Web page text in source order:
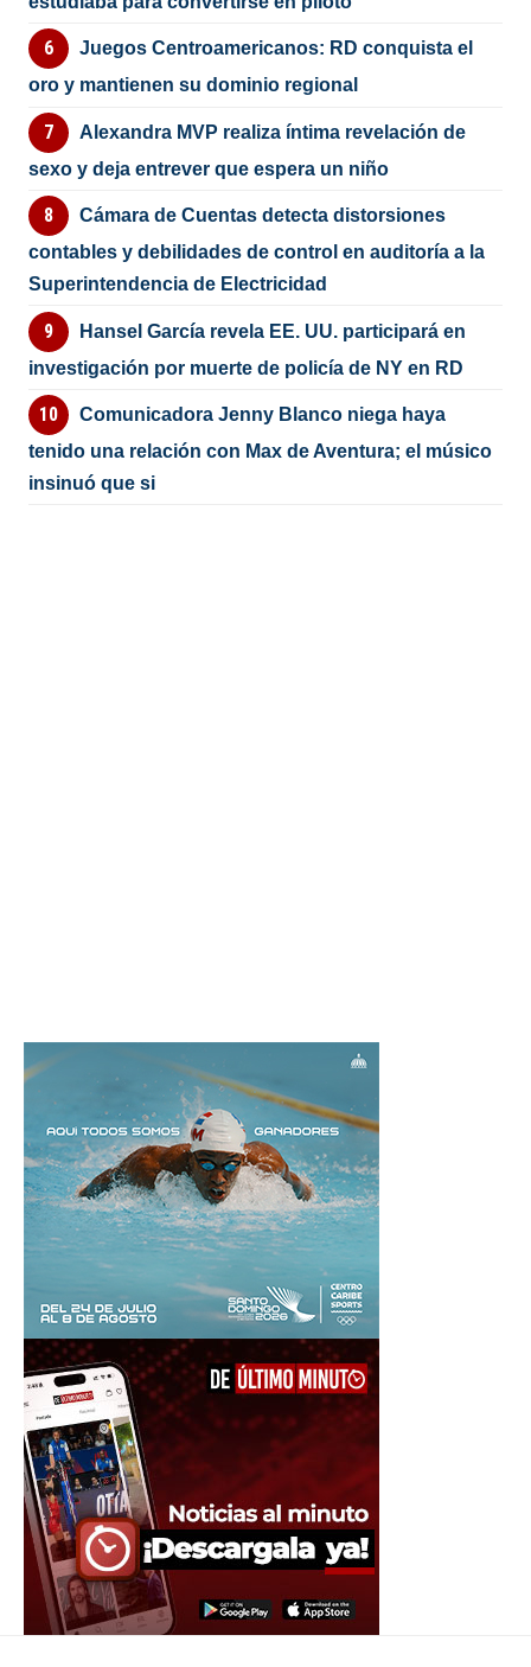
Juegos Centroamericanos: RD conquista el
oro y mantienen su dominio regional
Alexandra MVP realiza íntima revelación de
sexo y deja entrever que espera un niño
Cámara de Cuentas detecta distorsiones
contables y debilidades de control en auditoría a la
Superintendencia de Electricidad
Hansel García revela EE. UU. participará en
investigación por muerte de policía de NY en RD
Comunicadora Jenny Blanco niega haya
tenido una relación con Max de Aventura; el músico
insinuó que si